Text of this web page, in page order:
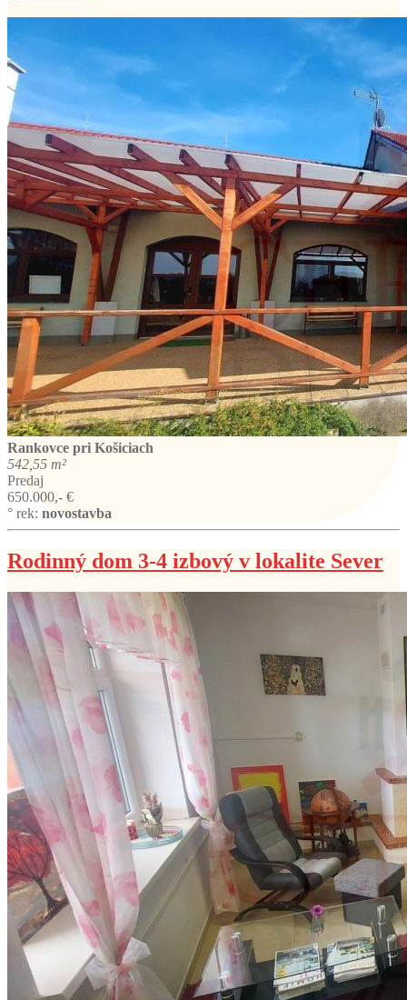
Rankovce pri Košiciach
542,55 m²
Predaj
650.000,- €
° rek: novostavba
Rodinný dom 3-4 izbový v lokalite Sever